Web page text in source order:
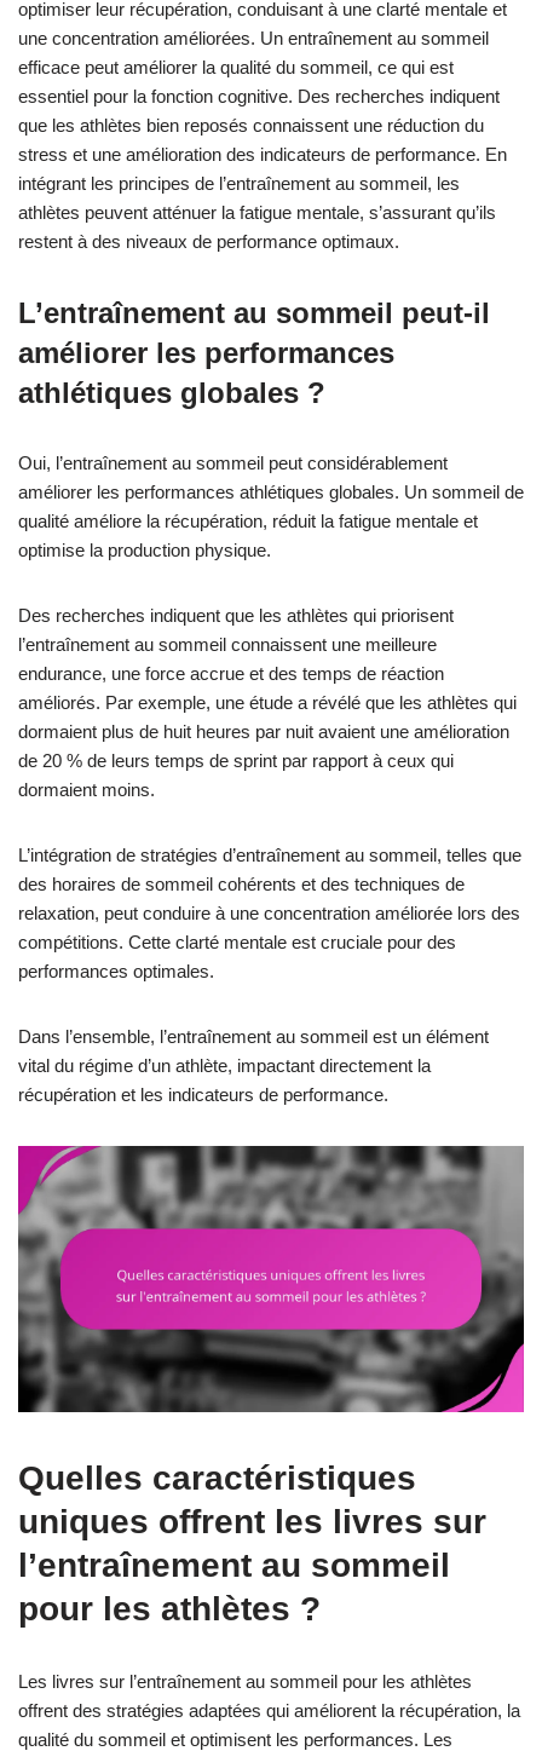
optimiser leur récupération, conduisant à une clarté mentale et
une concentration améliorées. Un entraînement au sommeil
efficace peut améliorer la qualité du sommeil, ce qui est
essentiel pour la fonction cognitive. Des recherches indiquent
que les athlètes bien reposés connaissent une réduction du
stress et une amélioration des indicateurs de performance. En
intégrant les principes de l’entraînement au sommeil, les
athlètes peuvent atténuer la fatigue mentale, s’assurant qu’ils
restent à des niveaux de performance optimaux.
L’entraînement au sommeil peut-il
améliorer les performances
athlétiques globales ?
Oui, l’entraînement au sommeil peut considérablement
améliorer les performances athlétiques globales. Un sommeil de
qualité améliore la récupération, réduit la fatigue mentale et
optimise la production physique.
Des recherches indiquent que les athlètes qui priorisent
l’entraînement au sommeil connaissent une meilleure
endurance, une force accrue et des temps de réaction
améliorés. Par exemple, une étude a révélé que les athlètes qui
dormaient plus de huit heures par nuit avaient une amélioration
de 20 % de leurs temps de sprint par rapport à ceux qui
dormaient moins.
L’intégration de stratégies d’entraînement au sommeil, telles que
des horaires de sommeil cohérents et des techniques de
relaxation, peut conduire à une concentration améliorée lors des
compétitions. Cette clarté mentale est cruciale pour des
performances optimales.
Dans l’ensemble, l’entraînement au sommeil est un élément
vital du régime d’un athlète, impactant directement la
récupération et les indicateurs de performance.
Quelles caractéristiques
uniques offrent les livres sur
l’entraînement au sommeil
pour les athlètes ?
Les livres sur l’entraînement au sommeil pour les athlètes
offrent des stratégies adaptées qui améliorent la récupération, la
qualité du sommeil et optimisent les performances. Les